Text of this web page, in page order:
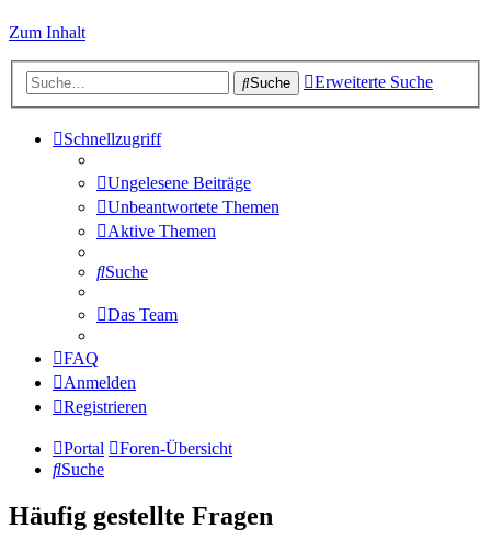
Zum Inhalt
Suche Erweiterte Suche
Schnellzugriff
Ungelesene Beiträge
Unbeantwortete Themen
Aktive Themen
Suche
Das Team
FAQ
Anmelden
Registrieren
Portal
Foren-Übersicht
Suche
Häufig gestellte Fragen